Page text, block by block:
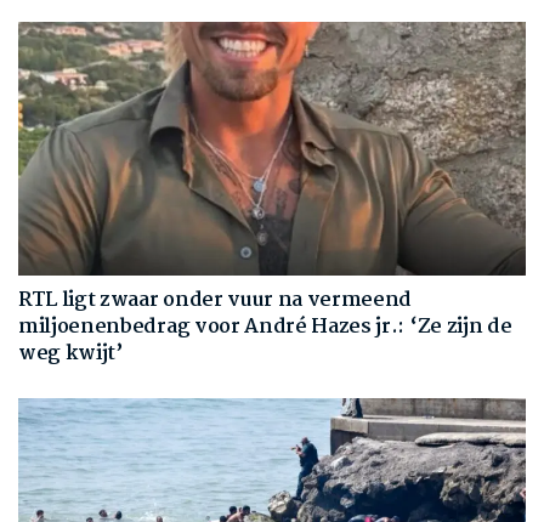
RTL ligt zwaar onder vuur na vermeend
miljoenenbedrag voor André Hazes jr.: ‘Ze zijn de
weg kwijt’